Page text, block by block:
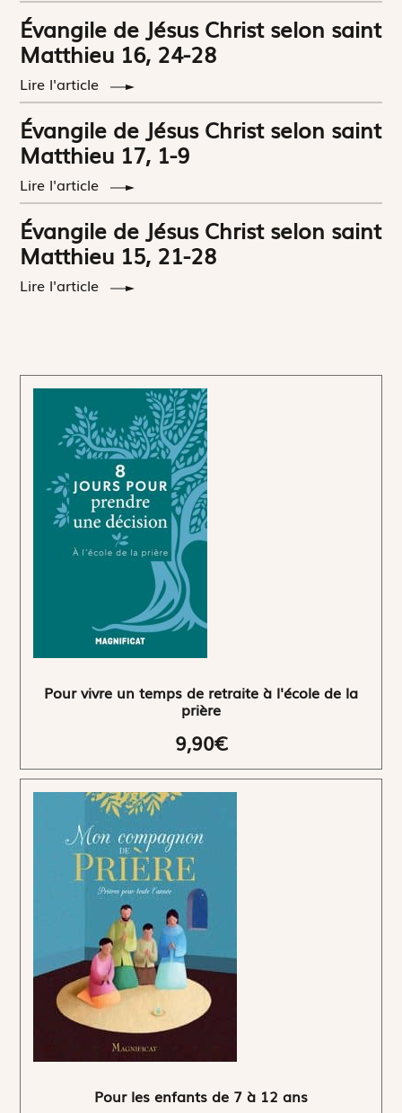
Évangile de Jésus Christ selon saint
Matthieu 16, 24-28
Lire l'article
Évangile de Jésus Christ selon saint
Matthieu 17, 1-9
Lire l'article
Évangile de Jésus Christ selon saint
Matthieu 15, 21-28
Lire l'article
Pour vivre un temps de retraite à l'école de la
prière
9,90€
Pour les enfants de 7 à 12 ans